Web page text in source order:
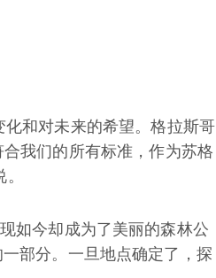
和对未来的希望。格拉斯哥
我们的所有标准，作为苏格
如今却成为了美丽的森林公
部分。一旦地点确定了，探